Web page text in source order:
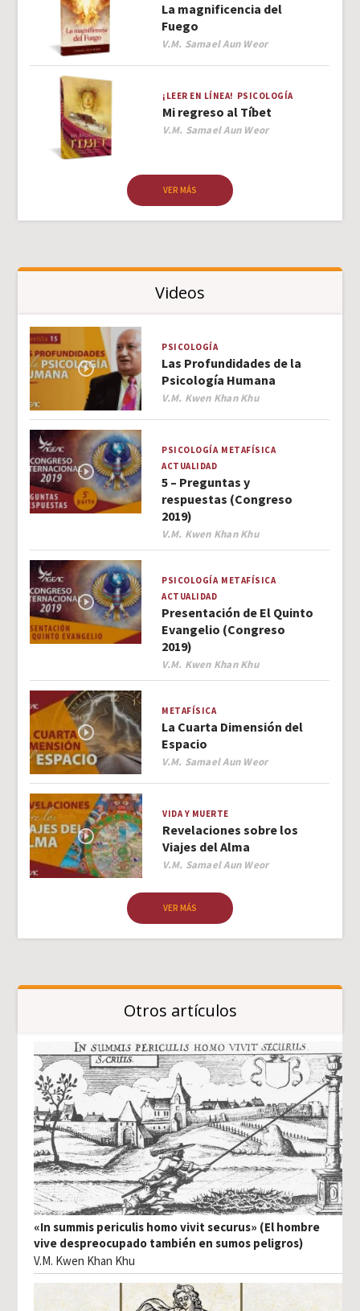
La magnificencia del
Fuego
Author
V.M. Samael Aun Weor
¡LEER EN LÍNEA! PSICOLOGÍA
Mi regreso al Tíbet
Author
V.M. Samael Aun Weor
VER MÁS
Videos
PSICOLOGÍA
Las Profundidades de la
Psicología Humana
Author
V.M. Kwen Khan Khu
PSICOLOGÍA METAFÍSICA
ACTUALIDAD
5 – Preguntas y
respuestas (Congreso
2019)
Author
V.M. Kwen Khan Khu
PSICOLOGÍA METAFÍSICA
ACTUALIDAD
Presentación de El Quinto
Evangelio (Congreso
2019)
Author
V.M. Kwen Khan Khu
METAFÍSICA
La Cuarta Dimensión del
Espacio
Author
V.M. Samael Aun Weor
VIDA Y MUERTE
Revelaciones sobre los
Viajes del Alma
Author
V.M. Samael Aun Weor
VER MÁS
Otros artículos
«In summis periculis homo vivit securus» (El hombre
vive despreocupado también en sumos peligros)
V.M. Kwen Khan Khu